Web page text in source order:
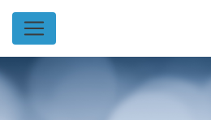
Panneau de gestion des cookies